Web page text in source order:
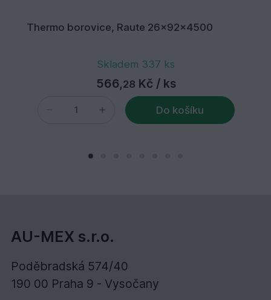
Thermo borovice, Raute 26x92x4500
Skladem 337 ks
566,28 Kč / ks
Do košíku
AU-MEX s.r.o.
Poděbradská 574/40
190 00 Praha 9 - Vysočany